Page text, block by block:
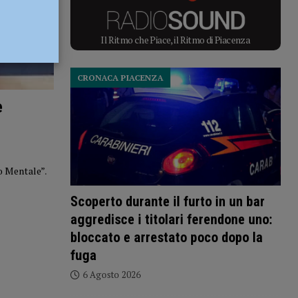
Mentale”.
Il Ritmo che Piace, il Ritmo di Piacenza
Scoperto durante il furto in un bar
aggredisce i titolari ferendone uno:
bloccato e arrestato poco dopo la
fuga
CRONACA PIACENZA
6 Agosto 2026